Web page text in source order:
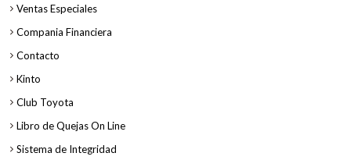
Ventas Especiales
Compania Financiera
Contacto
Kinto
Club Toyota
Libro de Quejas On Line
Sistema de Integridad